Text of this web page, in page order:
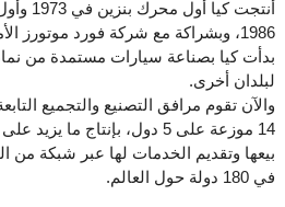
1986، وبشراكة مع شركة فورد موتورز الأمريكية.
بدأت كيا بصناعة سيارات مستمدة من
لبلدان أخرى.
والآن تقوم مرافق التصنيع والتجميع
بيعها وتقديم الخدمات لها عبر شبكة من
في 180 دولة حول العالم.